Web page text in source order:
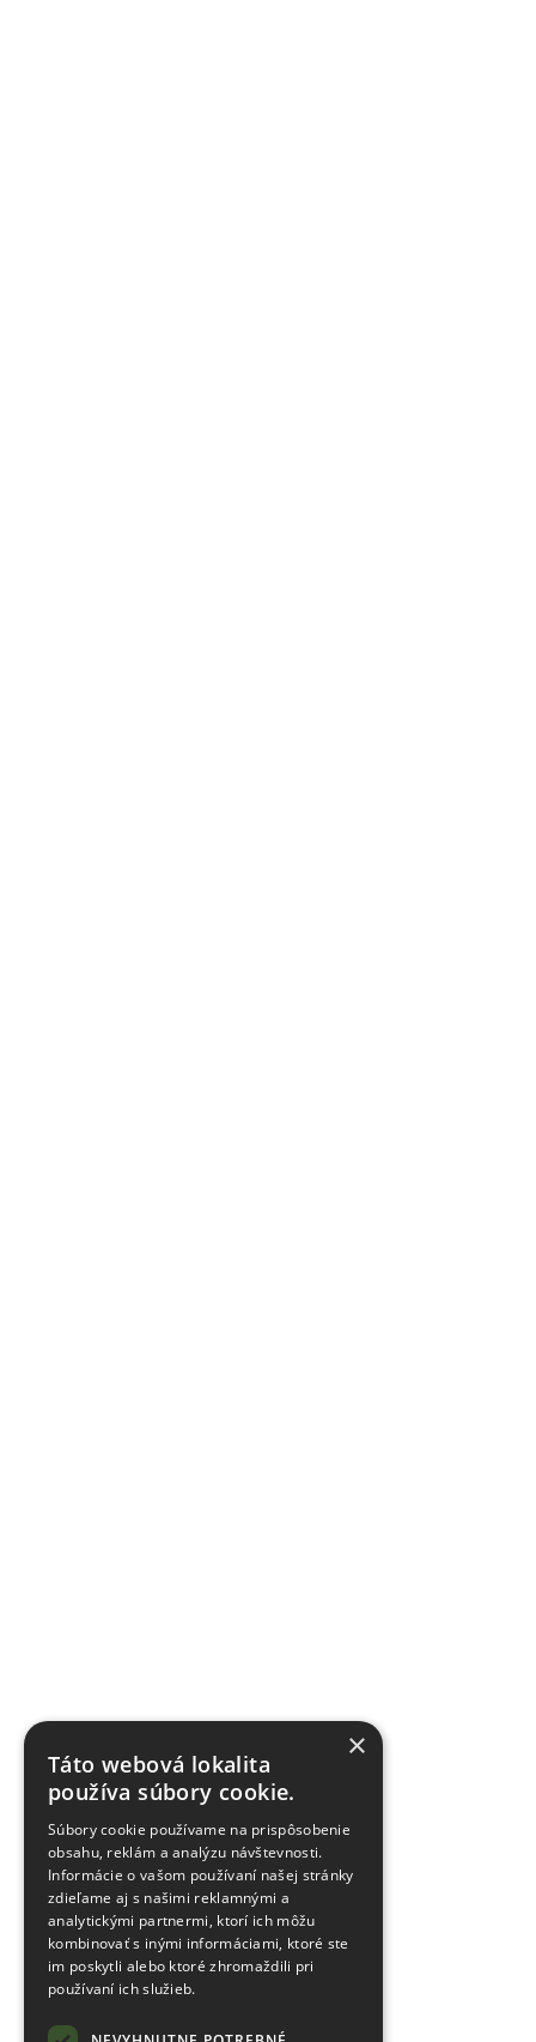
×
Táto webová lokalita
používa súbory cookie.
Súbory cookie používame na prispôsobenie
obsahu, reklám a analýzu návštevnosti.
Informácie o vašom používaní našej stránky
zdieľame aj s našimi reklamnými a
analytickými partnermi, ktorí ich môžu
kombinovať s inými informáciami, ktoré ste
im poskytli alebo ktoré zhromaždili pri
používaní ich služieb.